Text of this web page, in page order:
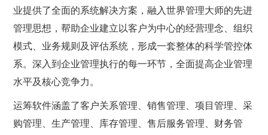
业提供了全面的系统解决方案，融入世界管理大师的先进
管理思想，帮助企业建立以客户为中心的经营理念、组织
模式、业务规则及评估系统，形成一套整体的科学管控体
系。深入到企业管理执行的每一环节，全面提高企业管理
水平及核心竞争力。
运筹软件涵盖了客户关系管理、销售管理、项目管理、采
购管理、生产管理、库存管理、售后服务管理、财务管